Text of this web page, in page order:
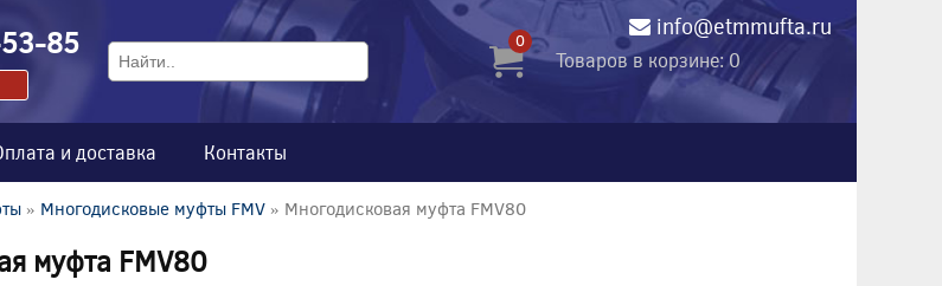
info@etmmufta.ru
85 0
Товаров в корзине: 0
и доставка Контакты
» Многодисковые муфты FMV » Многодисковая муфта FMV80
муфта FMV80